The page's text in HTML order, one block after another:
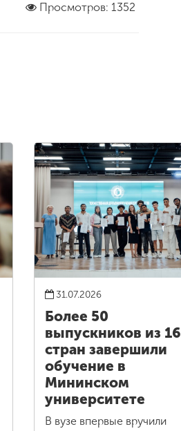
Просмотров: 1352
31.07.2026
Более 50
выпускников из 16
стран завершили
обучение в
Мининском
университете
В вузе впервые вручили